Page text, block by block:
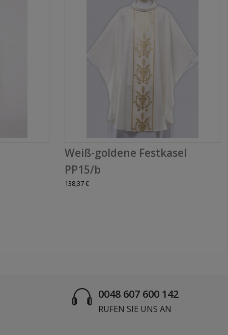
Weiß-goldene Festkasel
PP15/b
138,37 €
0048 607 600 142
RUFEN SIE UNS AN